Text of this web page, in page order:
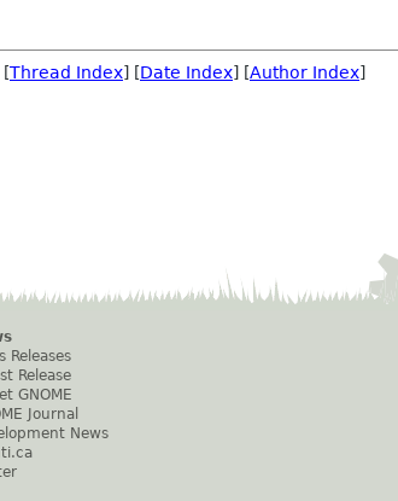
Thread Index] [Date Index] [Author Index]
Releases
Release
GNOME
Journal
News